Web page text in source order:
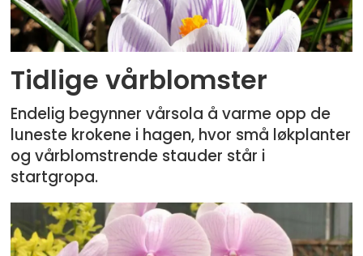
Tidlige vårblomster
Endelig begynner vårsola å varme opp de
luneste krokene i hagen, hvor små løkplanter
og vårblomstrende stauder står i
startgropa.